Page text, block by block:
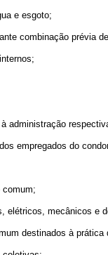
e esgoto;
combinação
administração
empregados do
comum;
elétricos, mecânicos
destinados à prática